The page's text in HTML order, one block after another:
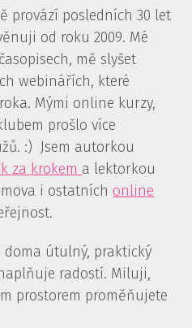
provází posledních 30 let
od roku 2009. Mé
mě slyšet
webinářích, které
Mými online kurzy,
prošlo více
:) Jsem autorkou
za krokem a lektorkou
i ostatních online
doma útulný, praktický
radostí. Miluji,
prostorem proměňujete